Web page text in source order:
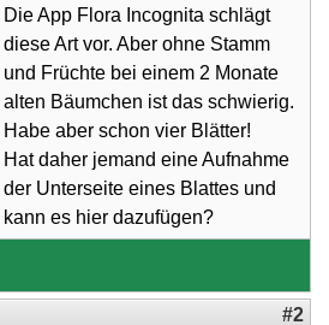
Die App Flora Incognita schlägt
diese Art vor. Aber ohne Stamm
und Früchte bei einem 2 Monate
alten Bäumchen ist das schwierig.
Habe aber schon vier Blätter!
Hat daher jemand eine Aufnahme
der Unterseite eines Blattes und
kann es hier dazufügen?
#2